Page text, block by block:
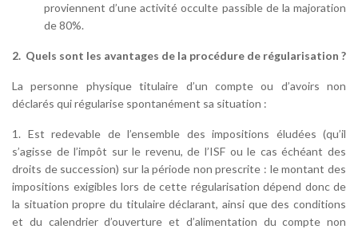
proviennent d’une activité occulte passible de la majoration
de 80%.
2. Quels sont les avantages de la procédure de régularisation ?
La personne physique titulaire d’un compte ou d’avoirs non
déclarés qui régularise spontanément sa situation :
1. Est redevable de l’ensemble des impositions éludées (qu’il
s’agisse de l’impôt sur le revenu, de l’ISF ou le cas échéant des
droits de succession) sur la période non prescrite : le montant des
impositions exigibles lors de cette régularisation dépend donc de
la situation propre du titulaire déclarant, ainsi que des conditions
et du calendrier d’ouverture et d’alimentation du compte non